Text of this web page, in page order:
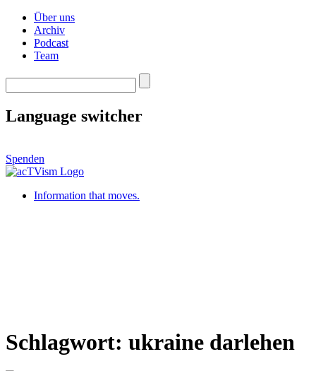
Über uns
Archiv
Podcast
Team
Language switcher
Spenden
Information that moves.
Schlagwort: ukraine darlehen